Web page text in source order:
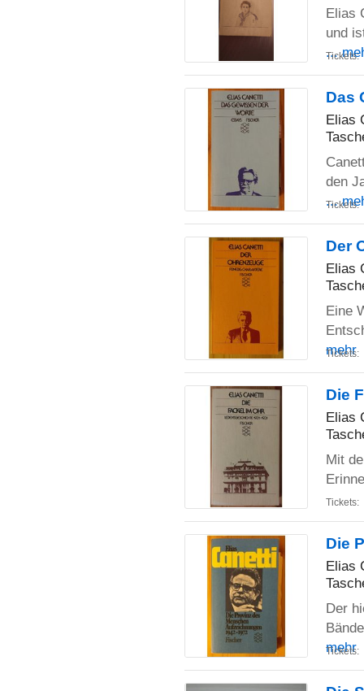
Elias
und
...
Tickets:
Das
Elias
den
...
Tickets:
Der
Elias
Eine
mehr
Tickets:
Die
Elias
Mit
Tickets:
Die
Elias
Der
mehr
Tickets: